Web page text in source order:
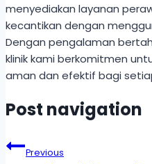
menyediakan layanan
kecantikan dengan
Dengan pengalaman
klinik kami berkomitmen
aman dan efektif bagi
Post navigation
Previous